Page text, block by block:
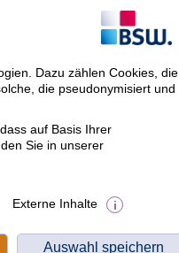
Dazu zählen Cookies, die
die pseudonymisiert und
auf Basis Ihrer
Sie in unserer
Externe Inhalte
Auswahl speichern